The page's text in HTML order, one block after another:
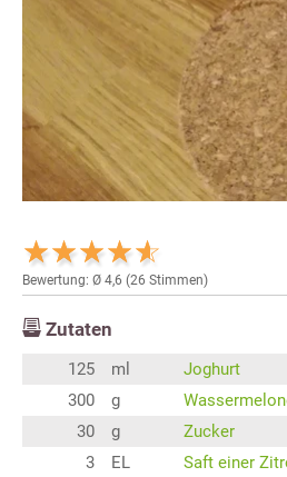
Bewertung: Ø 4,6 (26 Stimmen)
Zutaten
125 ml
Joghurt
300
g
30
g
Zucker
3
EL
Saft einer